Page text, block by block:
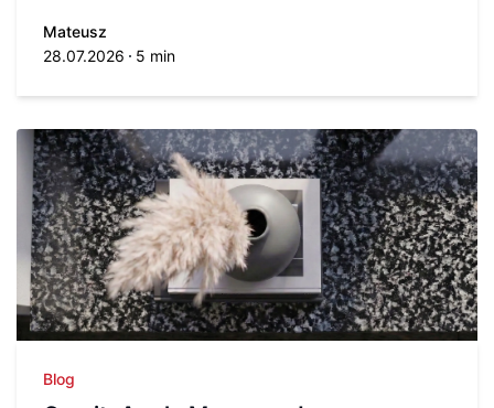
Mateusz
28.07.2026
5 min
Blog